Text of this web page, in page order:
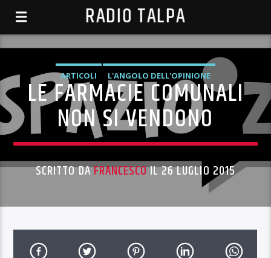
RADIO TALPA
ARTICOLI L'ANGOLO DELL'OPINIONE
LE FARMACIE COMUNALI
NON SI VENDONO
SCRITTO DAFRANCESCOIL 26 LUGLIO 2015